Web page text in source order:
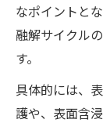
なポイントと
融解サイクル
す。
具体的には、
護や、表面含